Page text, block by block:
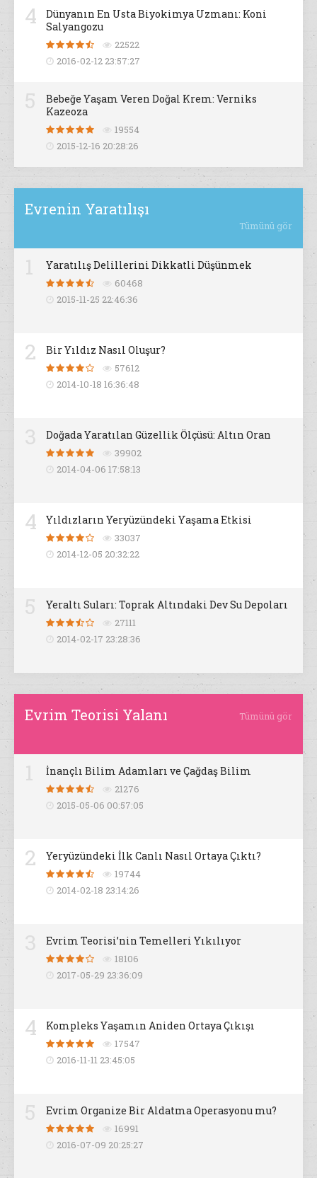
4
Dünyanın En Usta Biyokimya Uzmanı: Koni
Salyangozu
22522
2016-02-12 23:57:27
Bebeğe Yaşam Veren Doğal Krem: Verniks
Kazeoza
19554
2015-12-16 20:28:26
Evrenin Yaratılışı
Tümünü gör
Yaratılış Delillerini Dikkatli Düşünmek
60468
2015-11-25 22:46:36
2 Bir Yıldız Nasıl Oluşur?
57612
2014-10-18 16:36:48
Doğada Yaratılan Güzellik Ölçüsü: Altın Oran
39902
2014-04-06 17:58:13
4 Yıldızların Yeryüzündeki Yaşama Etkisi
33037
2014-12-05 20:32:22
Yeraltı Suları: Toprak Altındaki Dev Su Depoları
27111
2014-02-17 23:28:36
Evrim Teorisi Yalanı Tümünü gör
İnançlı Bilim Adamları ve Çağdaş Bilim
21276
2015-05-06 00:57:05
2 Yeryüzündeki İlk Canlı Nasıl Ortaya Çıktı?
19744
2014-02-18 23:14:26
Evrim Teorisi’nin Temelleri Yıkılıyor
18106
2017-05-29 23:36:09
4 Kompleks Yaşamın Aniden Ortaya Çıkışı
17547
2016-11-11 23:45:05
Evrim Organize Bir Aldatma Operasyonu mu?
16991
2016-07-09 20:25:27